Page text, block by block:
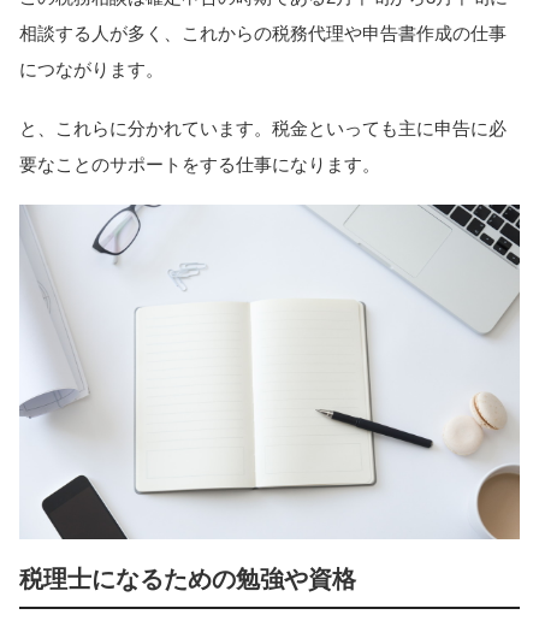
相談する人が多く、これからの税務代理や申告書作成の仕事
につながります。
と、これらに分かれています。税金といっても主に申告に必
要なことのサポートをする仕事になります。
税理士になるための勉強や資格